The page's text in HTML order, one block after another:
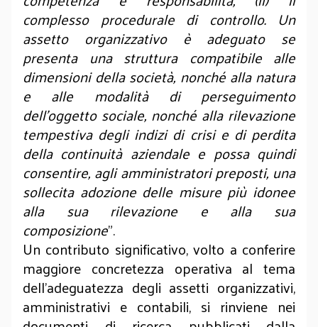
complesso procedurale di controllo. Un
assetto organizzativo è adeguato se
presenta una struttura compatibile alle
dimensioni della società, nonché alla natura
e alle modalità di perseguimento
dell’oggetto sociale, nonché alla rilevazione
tempestiva degli indizi di crisi e di perdita
della continuità aziendale e possa quindi
consentire, agli amministratori preposti, una
sollecita adozione delle misure più idonee
alla sua rilevazione e alla sua
composizione”.
Un contributo significativo, volto a conferire
maggiore concretezza operativa al tema
dell’adeguatezza degli assetti organizzativi,
amministrativi e contabili, si rinviene nei